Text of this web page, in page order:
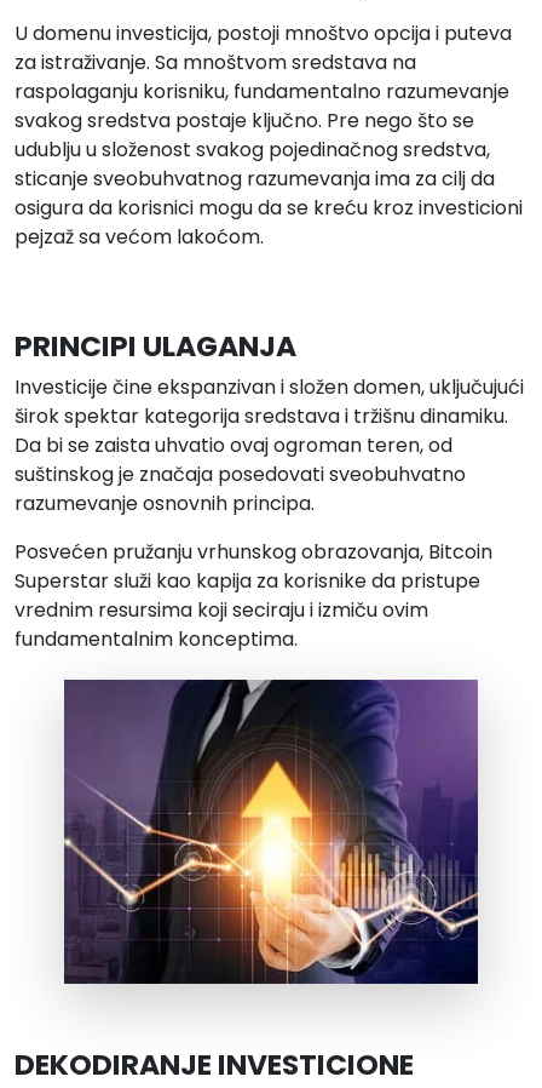
U domenu investicija, postoji mnoštvo opcija i puteva
za istraživanje. Sa mnoštvom sredstava na
raspolaganju korisniku, fundamentalno razumevanje
svakog sredstva postaje ključno. Pre nego što se
udublju u složenost svakog pojedinačnog sredstva,
sticanje sveobuhvatnog razumevanja ima za cilj da
osigura da korisnici mogu da se kreću kroz investicioni
pejzaž sa većom lakoćom.
PRINCIPI ULAGANJA
Investicije čine ekspanzivan i složen domen, uključujući
širok spektar kategorija sredstava i tržišnu dinamiku.
Da bi se zaista uhvatio ovaj ogroman teren, od
suštinskog je značaja posedovati sveobuhvatno
razumevanje osnovnih principa.
Posvećen pružanju vrhunskog obrazovanja, Bitcoin
Superstar služi kao kapija za korisnike da pristupe
vrednim resursima koji seciraju i izmiču ovim
fundamentalnim konceptima.
DEKODIRANJE INVESTICIONE